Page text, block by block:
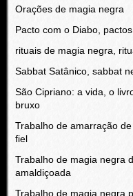
Orações de magia negra
Pacto com o Diabo,
rituais de magia negra,
Sabbat Satânico, sabbat
São Cipriano: a vida, o
bruxo
Trabalho de amarração
fiel
Trabalho de magia negra
amaldiçoada
Trabalho de magia negra